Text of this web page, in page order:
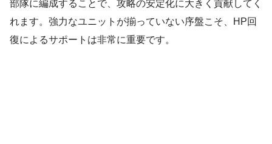
部隊に編成することで、攻略の安定化に大きく貢献してく
れます。強力なユニットが揃っていない序盤こそ、HP回
復によるサポートは非常に重要です。